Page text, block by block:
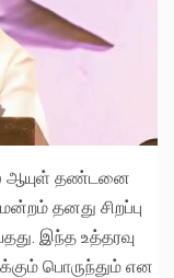
ஆயுள் தண்டனை
தனது சிறப்பு
இந்த உத்தரவு
பொருந்தும் என